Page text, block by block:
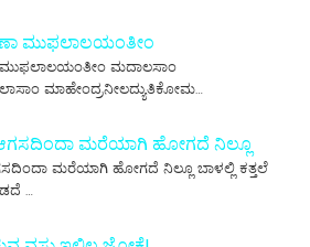
ಮುಫಲಾಲಯಂತೀಂ
ಮದಾಲಸಾಂ
ಮಾಹೇಂದ್ರನೀಲದ್ಯುತಿಕೋಮ…
ಮರೆಯಾಗಿ ಹೋಗದೆ ನಿಲ್ಲೂ
ಮರೆಯಾಗಿ ಹೋಗದೆ ನಿಲ್ಲೂ ಬಾಳಲ್ಲಿ ಕತ್ತಲೆ
…